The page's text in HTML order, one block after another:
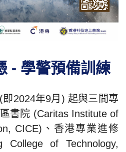
- 學警預備訓練
2024年9月) 起與三間專
書院 (Caritas Institute of
CICE)、香港專業進修
of Technology,